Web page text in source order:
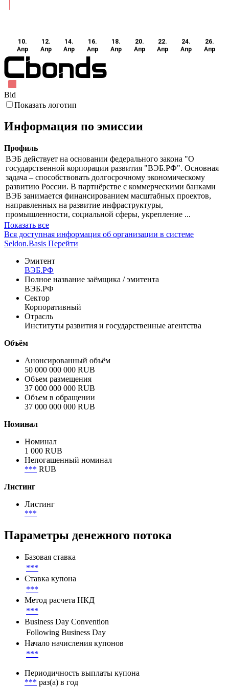
10.
Апр
12.
Апр
14.
Апр
16.
Апр
18.
Апр
20.
Апр
22.
Апр
24.
Апр
26.
Апр
Bid
Показать логотип
Информация по эмиссии
Профиль
ВЭБ действует на основании федерального закона "О
государственной корпорации развития "ВЭБ.РФ". Основная
задача – способствовать долгосрочному экономическому
развитию России. В партнёрстве с коммерческими банками
ВЭБ занимается финансированием масштабных проектов,
направленных на развитие инфраструктуры,
промышленности, социальной сферы, укрепление ...
Показать все
Вся доступная информация об организации в системе
Seldon.Basis Перейти
Эмитент
ВЭБ.РФ
Полное название заёмщика / эмитента
ВЭБ.РФ
Сектор
Корпоративный
Отрасль
Институты развития и государственные агентства
Объём
Анонсированный объём
50 000 000 000 RUB
Объем размещения
37 000 000 000 RUB
Объем в обращении
37 000 000 000 RUB
Номинал
Номинал
1 000 RUB
Непогашенный номинал
*** RUB
Листинг
Листинг
***
Параметры денежного потока
Базовая ставка
***
Ставка купона
***
Метод расчета НКД
***
Business Day Convention
Following Business Day
Начало начисления купонов
***
Периодичность выплаты купона
*** раз(а) в год